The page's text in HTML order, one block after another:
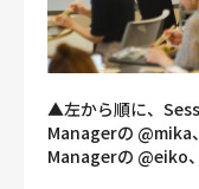
▲左から順に、
Managerの
Managerの @eiko